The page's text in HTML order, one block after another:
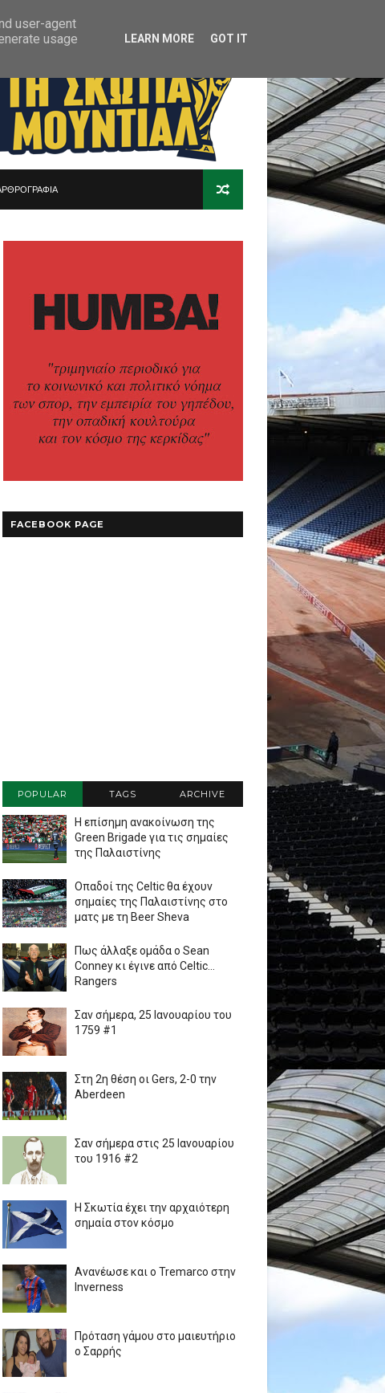
FACEBOOK PAGE
POPULAR TAGS ARCHIVE
Η επίσημη ανακοίνωση της
Green Brigade για τις σημαίες
της Παλαιστίνης
Οπαδοί της Celtic θα έχουν
σημαίες της Παλαιστίνης στο
ματς με τη Beer Sheva
Πως άλλαξε ομάδα ο Sean
Conney κι έγινε από Celtic...
Rangers
Σαν σήμερα, 25 Ιανουαρίου του
1759 #1
Στη 2η θέση οι Gers, 2-0 την
Aberdeen
Σαν σήμερα στις 25 Ιανουαρίου
του 1916 #2
Η Σκωτία έχει την αρχαιότερη
σημαία στον κόσμο
Ανανέωσε και ο Tremarco στην
Inverness
Πρόταση γάμου στο μαιευτήριο
ο Σαρρής
user-agent
usage
LEARN MORE GOT IT